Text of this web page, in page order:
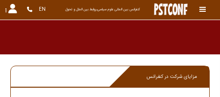
کنفرانس بین المللی علوم سیاسی،روابط بین الملل و تحول EN
مزایای شرکت در کنفرانس